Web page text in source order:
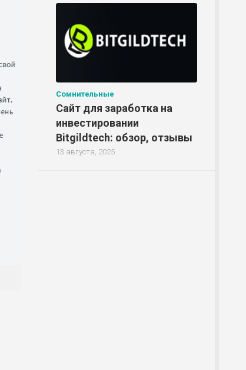
Сомнительные
Сайт для заработка на
инвестировании
Bitgildtech: обзор, отзывы
13 августа, 2025